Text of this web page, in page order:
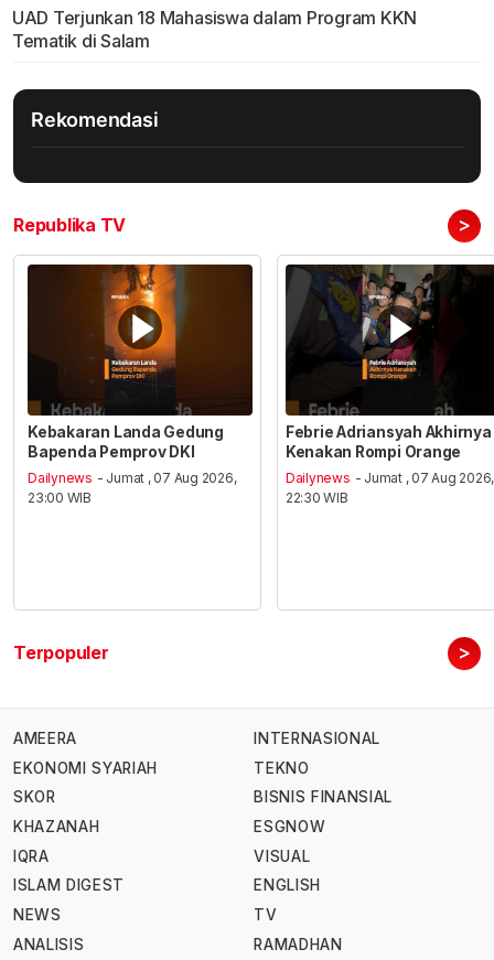
UAD Terjunkan 18 Mahasiswa dalam Program KKN
Tematik di Salam
Rekomendasi
Republika TV >
Kebakaran Landa Gedung
Bapenda Pemprov DKI
Dailynews - Jumat , 07 Aug 2026,
23:00 WIB
Febrie Adriansyah Akhirnya
Kenakan Rompi Orange
Dailynews - Jumat , 07 Aug 2026,
22:30 WIB
Terpopuler >
AMEERA
EKONOMI SYARIAH
SKOR
KHAZANAH
IQRA
ISLAM DIGEST
NEWS
ANALISIS
INTERNASIONAL
TEKNO
BISNIS FINANSIAL
ESGNOW
VISUAL
ENGLISH
TV
RAMADHAN